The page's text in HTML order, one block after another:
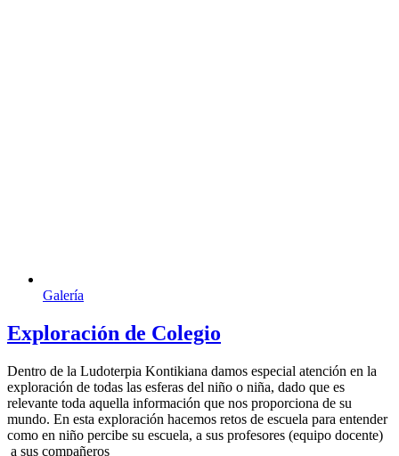
Galería
Exploración de Colegio
Dentro de la Ludoterpia Kontikiana damos especial atención en la
exploración de todas las esferas del niño o niña, dado que es
relevante toda aquella información que nos proporciona de su
mundo. En esta exploración hacemos retos de escuela para entender
como en niño percibe su escuela, a sus profesores (equipo docente)
a sus compañeros